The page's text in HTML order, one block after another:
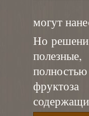
могут
Но